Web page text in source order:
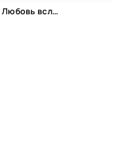
Любовь вслепую (2017)